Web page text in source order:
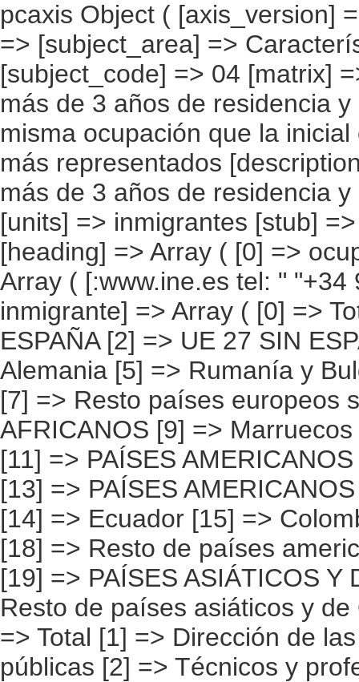
pcaxis Object ( [axis_version] => [creation_date] => 20080709 [note] => [subject_area] => Características de los inmigrantes [subject_code] => 04 [matrix] => 04025 [title] => Inmigrantes con más de 3 años de residencia y que trabajan actualmente en la misma ocupación que la inicial en España, por continentes y países más representados [description] => [contents] => Inmigrantes con más de 3 años de residencia y que trabajan actualmente en la mis [units] => inmigrantes [stub] => Array ( [0] => origen del inmigrante ) [heading] => Array ( [0] => ocupación ) [prestext] => [values] => Array ( [:www.ine.es tel: " "+34 91 5839100 "; VALUES("origen del inmigrante] => Array ( [0] => Total [1] => PAÍSES EUROPEOS SIN ESPAÑA [2] => UE 27 SIN ESPAÑA [3] => Reino Unido [4] => Alemania [5] => Rumanía y Bulgaria [6] => Resto UE 27 sin España [7] => Resto países europeos sin España [8] => PAÍSES AFRICANOS [9] => Marruecos [10] => Resto de países africanos [11] => PAÍSES AMERICANOS [12] => Estados Unidos y Canadá [13] => PAÍSES AMERICANOS SIN ESTADOS UNIDOS NI CANADÁ [14] => Ecuador [15] => Colombia [16] => Bolivia [17] => Argentina [18] => Resto de países americanos sin Estados Unidos ni Canadá [19] => PAÍSES ASIÁTICOS Y DE OCEANÍA [20] => China [21] => Resto de países asiáticos y de Oceanía ) [ocupación] => Array ( [0] => Total [1] => Dirección de las empresas y de las administraciones públicas [2] => Técnicos y profesionales científicos e intelectuales [3] => Técnicos y profesionales de apoyo [4] => Empleados de tipo administrativo [5] => Trabajadores de los servicios de restauración, personales, protección y vendedores de los comercios [6] => Trabajadores cualificados en la agricultura y en la pesca [7] => Artesanos y trabajadores cualificados de las industrias